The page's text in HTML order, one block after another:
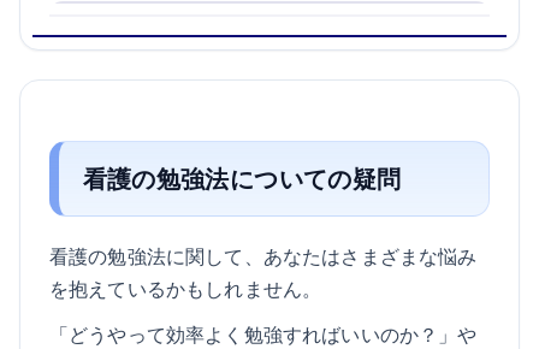
看護の勉強法についての疑問
看護の勉強法に関して、あなたはさまざまな悩み
を抱えているかもしれません。
「どうやって効率よく勉強すればいいのか？」や